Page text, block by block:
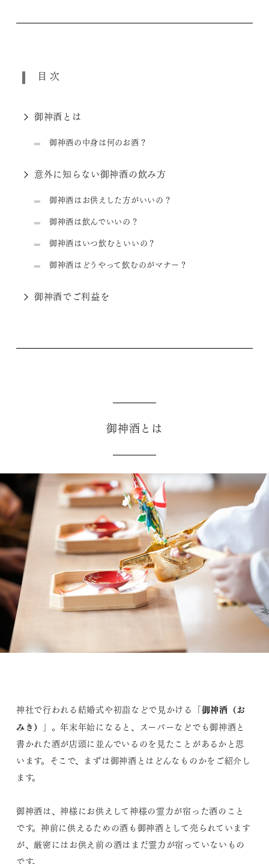
目次
御神酒とは
御神酒の中身は何のお酒？
意外に知らない御神酒の飲み方
御神酒はお供えした方がいいの？
御神酒は飲んでいいの？
御神酒はいつ飲むといいの？
御神酒はどうやって飲むのがマナー？
御神酒でご利益を
御神酒とは
神社で行われる結婚式や初詣などで見かける「御神酒（お
みき）
」。年末年始になると、スーパーなどでも御神酒と
書かれた酒が店頭に並んでいるのを見たことがあるかと思
います。そこで、まずは御神酒とはどんなものかをご紹介し
ます。
御神酒は、神様にお供えして神様の霊力が宿った酒のこと
です。神前に供えるための酒も御神酒として売られています
が、厳密にはお供え前の酒はまだ霊力が宿っていないもの
です。